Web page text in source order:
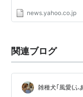
news.yahoo.co.jp
関連ブログ
雑種犬｢風愛(ふ